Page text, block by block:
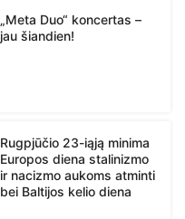
„Meta Duo“ koncertas –
jau šiandien!
Rugpjūčio 23-iąją minima
Europos diena stalinizmo
ir nacizmo aukoms atminti
bei Baltijos kelio diena